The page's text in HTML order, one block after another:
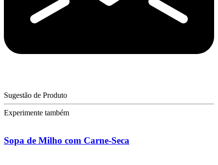
Sugestão de Produto
Experimente também
Sopa de Milho com Carne-Seca